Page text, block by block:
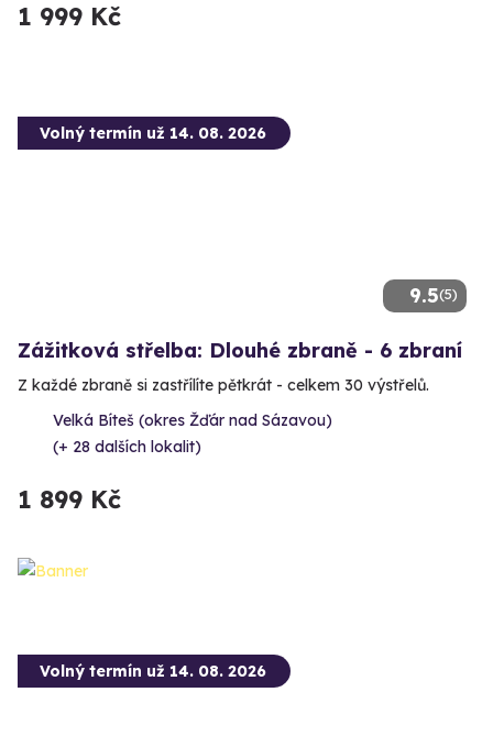
1 999 Kč
9.5(5)
Volný termín už 14. 08. 2026
Zážitková střelba: Dlouhé zbraně - 6 zbraní
Z každé zbraně si zastřílíte pětkrát - celkem 30 výstřelů.
Velká Bíteš (okres Žďár nad Sázavou)
(+ 28 dalších lokalit)
1 899 Kč
Volný termín už 14. 08. 2026